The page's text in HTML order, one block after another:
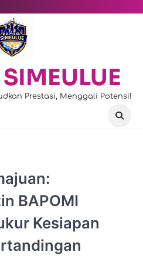
Prestasi, Menggali Potensi!
BAPOMI
Kesiapan